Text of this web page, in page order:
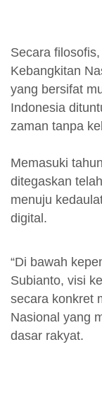
Secara
Kebangkitan
yang bersifat
Indonesia
zaman tanpa
Memasuki
ditegaskan
menuju
digital.
“Di bawah
Subianto, visi
secara konkret
Nasional yang
dasar rakyat.